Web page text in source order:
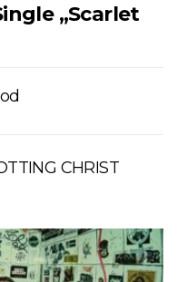
„Scarlet
CHRIST